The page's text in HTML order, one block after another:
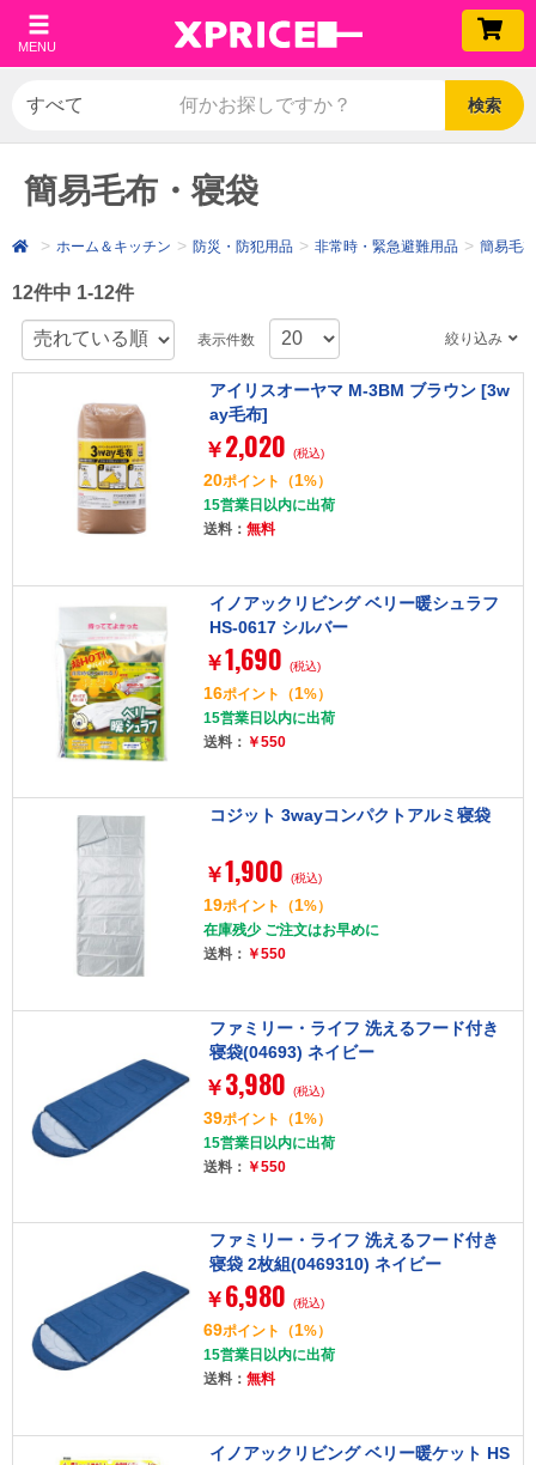
MENU
検索
簡易毛布・寝袋
ホーム＆キッチン 防災・防犯用品 非常時・緊急避難用品 簡易毛
12件中 1-12件
表示件数 絞り込み
アイリスオーヤマ M-3BM ブラウン [3w
ay毛布]
￥ 2,020 (税込)
20ポイント （1%）
15営業日以内に出荷
送料： 無料
イノアックリビング ベリー暖シュラフ
HS-0617 シルバー
￥1,690 (税込)
16ポイント （1%）
15営業日以内に出荷
送料： ￥550
コジット 3wayコンパクトアルミ寝袋
￥1,900 (税込)
19ポイント （1%）
在庫残少 ご注文はお早めに
送料： ￥550
ファミリー・ライフ 洗えるフード付き
寝袋(04693) ネイビー
￥ 3,980 (税込)
39ポイント （1%）
15営業日以内に出荷
送料： ￥550
ファミリー・ライフ 洗えるフード付き
寝袋 2枚組(0469310) ネイビー
￥ 6,980 (税込)
69ポイント （1%）
15営業日以内に出荷
送料： 無料
イノアックリビング ベリー暖ケット HS